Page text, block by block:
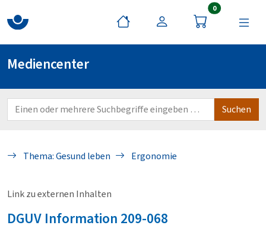
0Artikel im
Mediencenter
Thema: Gesund leben Ergonomie
Link zu externen Inhalten
DGUV Information 209-068